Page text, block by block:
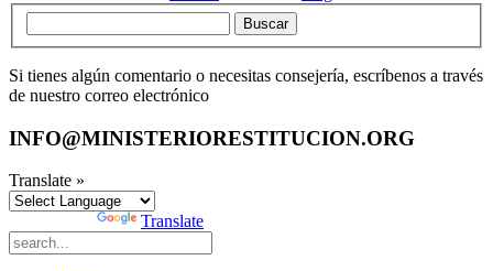
Buscar
Si tienes algún comentario o necesitas consejería, escríbenos a través
de nuestro correo electrónico
INFO@MINISTERIORESTITUCION.ORG
Translate »
Translate